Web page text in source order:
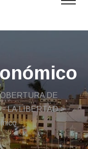
DE
LA LIBERTAD>